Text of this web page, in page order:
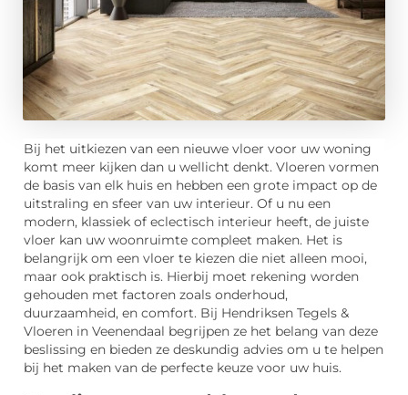
Bij het uitkiezen van een nieuwe vloer voor uw woning
komt meer kijken dan u wellicht denkt. Vloeren vormen
de basis van elk huis en hebben een grote impact op de
uitstraling en sfeer van uw interieur. Of u nu een
modern, klassiek of eclectisch interieur heeft, de juiste
vloer kan uw woonruimte compleet maken. Het is
belangrijk om een vloer te kiezen die niet alleen mooi,
maar ook praktisch is. Hierbij moet rekening worden
gehouden met factoren zoals onderhoud,
duurzaamheid, en comfort. Bij Hendriksen Tegels &
Vloeren in Veenendaal begrijpen ze het belang van deze
beslissing en bieden ze deskundig advies om u te helpen
bij het maken van de perfecte keuze voor uw huis.